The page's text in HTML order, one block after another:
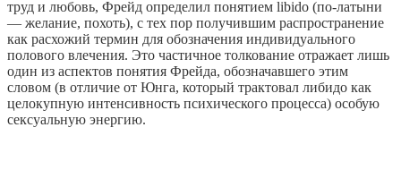
труд и любовь, Фрейд определил понятием libido (по-латыни
— желание, похоть), с тех пор получившим распространение
как расхожий термин для обозначения индивидуального
полового влечения. Это частичное толкование отражает лишь
один из аспектов понятия Фрейда, обозначавшего этим
словом (в отличие от Юнга, который трактовал либидо как
целокупную интенсивность психического процесса) особую
сексуальную энергию.